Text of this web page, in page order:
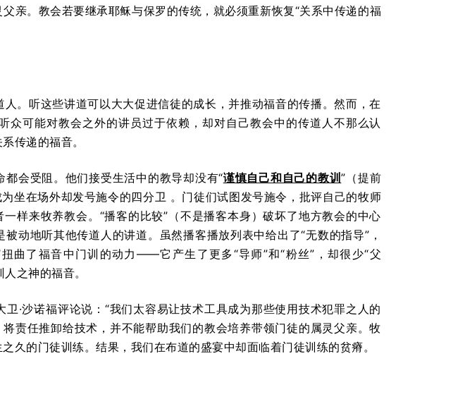
亲。教会若要继承耶稣与保罗的传统，就必须重新恢复“关系中传递的福
。听这些讲道可以大大促进信徒的成长，并推动福音的传播。然而，在
众可能对教会之外的讲员过于依赖，却对自己教会中的传道人不那么认
传递的福音。
会受阻。他们接受生活中的教导却没有“谨慎自己和自己的教训”（提前
坐在场外却发号施令的四分卫 。门徒们试图发号施令，批评自己的牧师
样来牧养教会。“播客的比较”（不是播客本身）破坏了地方教会的中心
动地听其他传道人的讲道。虽然播客播放列表中给出了“无数的指导”，
曲了福音中门训的动力——它产生了更多“导师”和“粉丝”，却很少“父
之神的福音。
·沙诺福评论说：“我们太容易让技术工具成为那些使用技术犯罪之人的
责任推卸给技术，并不能帮助我们的教会培养带领门徒的属灵父亲。牧
久的门徒训练。结果，我们在布道的盛宴中却面临着门徒训练的贫瘠。